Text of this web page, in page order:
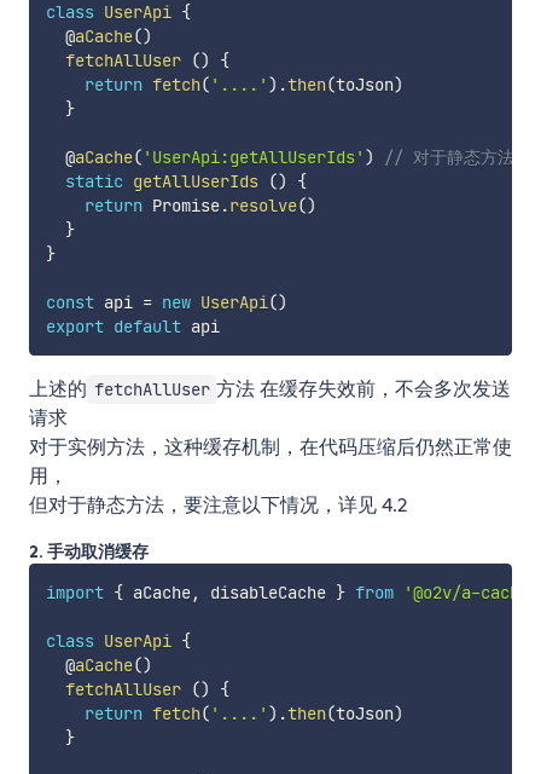
class UserApi {
  @
aCache()
fetchAllUser ()
{
return fetch( '....' ) .then(toJson)
}
  @
aCache( 'UserApi:getAllUserIds' )
// 对于静态方法，
static getAllUserIds ()
{
return Promise.resolve()
}
}
const api = new UserApi()
export default api
上述的 fetchAllUser 方法 在缓存失效前，不会多次发送
请求
对于实例方法，这种缓存机制，在代码压缩后仍然正常使
用，
但对于静态方法，要注意以下情况，详见 4.2
2. 手动取消缓存
import { aCache, disableCache } from '@o2v/a-cache'
class UserApi {
  @
aCache()
fetchAllUser ()
{
return fetch( '....' ) .then(toJson)
}